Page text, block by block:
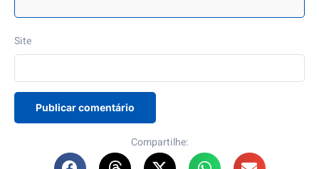
Site
Compartilhe: